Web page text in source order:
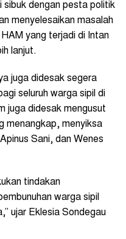
sibuk dengan pesta politik
menyelesaikan masalah
yang terjadi di Intan
lanjut.
juga didesak segera
seluruh warga sipil di
juga didesak mengusut
menangkap, menyiksa
Sani, dan Wenes
tindakan
warga sipil
ujar Eklesia Sondegau